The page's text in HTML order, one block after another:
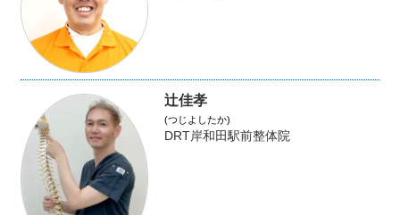
辻佳孝
(つじよしたか)
DRT岸和田駅前整体院